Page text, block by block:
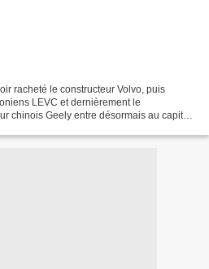
racheté le constructeur Volvo, puis
LEVC et dernièrement le
chinois Geely entre désormais au capital